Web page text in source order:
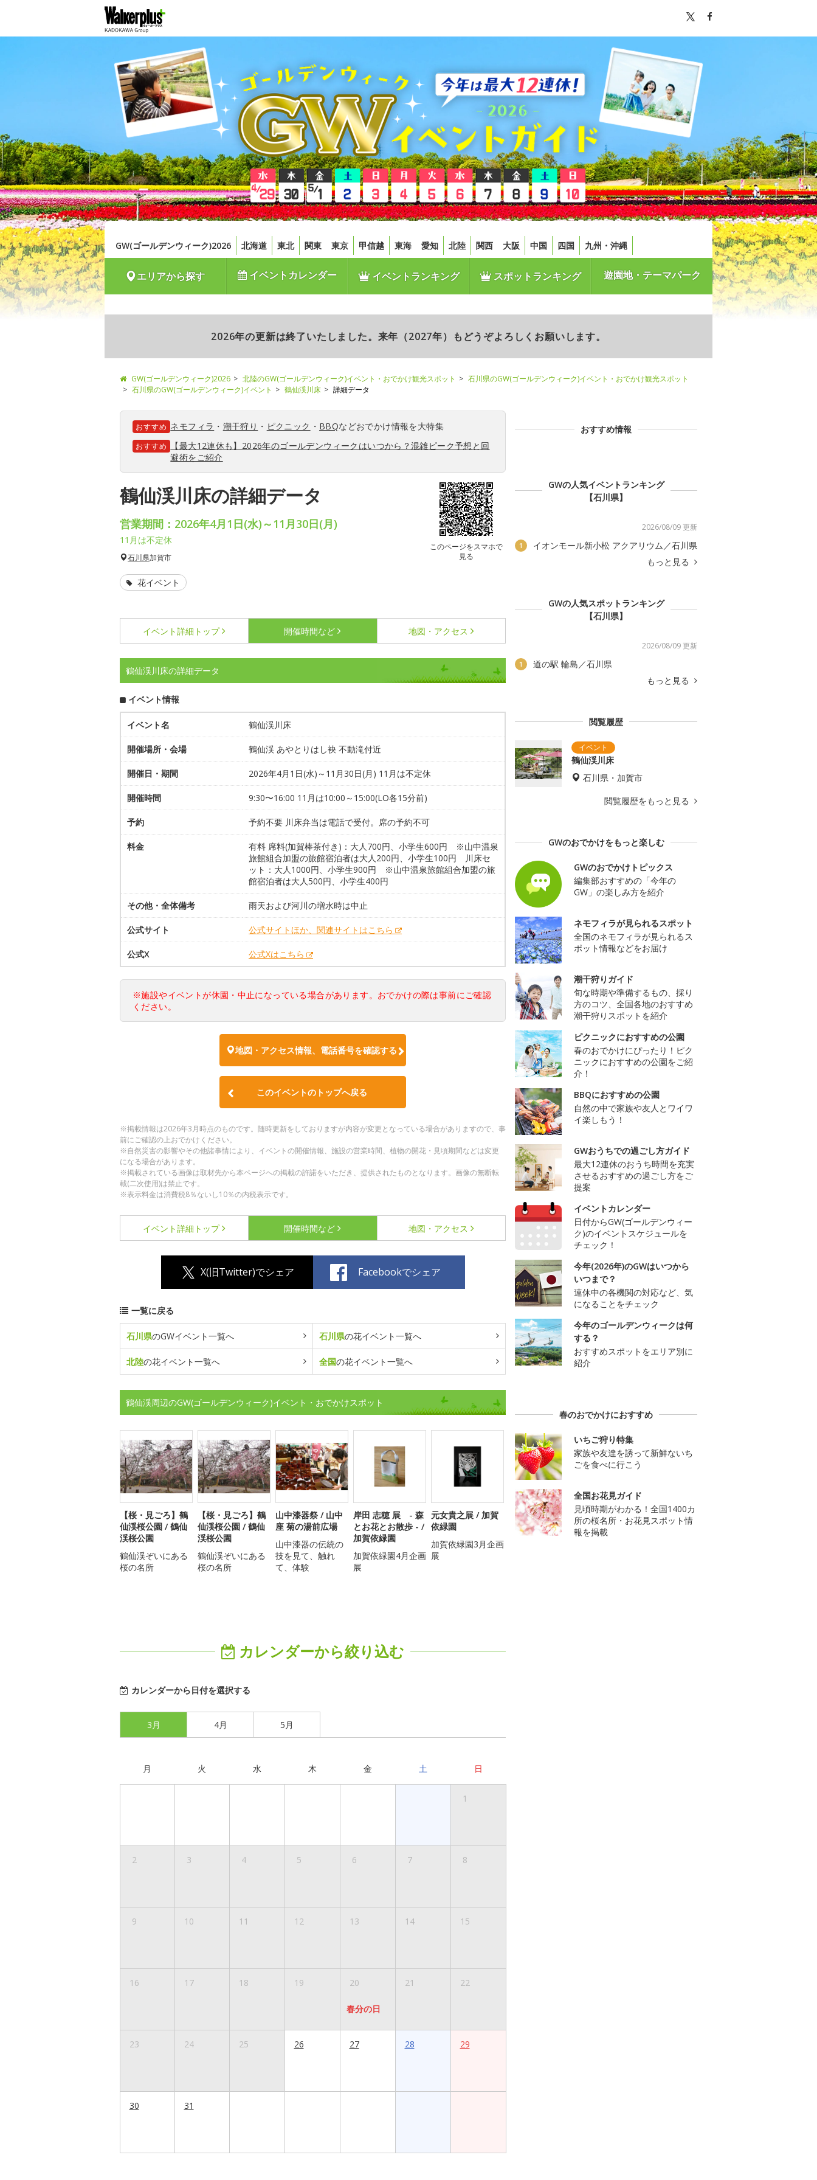
GW(ゴールデンウィーク)2026 北海道 東北 関東 東京 甲信越 東海 愛知 北陸 関西 大阪 中国 四国 九州・沖縄
エリアから探す イベントカレンダー イベントランキング スポットランキング 遊園地・テーマパーク
2026年の更新は終了いたしました。来年（2027年）もどうぞよろしくお願いします。
GW(ゴールデンウィーク)2026 北陸のGW(ゴールデンウィーク)イベント・おでかけ観光スポット
石川県のGW(ゴールデンウィーク)イベント・おでかけ観光スポット
石川県のGW(ゴールデンウィーク)イベント
鶴仙渓川床 詳細データ
おすすめ ネモフィラ ・ 潮干狩り ・ ピクニック ・ BBQなどおでかけ情報を大特集
おすすめ
【最大12連休も】2026年のゴールデンウィークはいつから？混雑ピーク予想と回
避術をご紹介
鶴仙渓川床の詳細データ
このページをスマホで
見る
営業期間：2026年4月1日(水)～11月30日(月)
11月は不定休
石川県加賀市
花イベント
イベント詳細 トップ 開催時間など 地図・アクセス
鶴仙渓川床の詳細データ
イベント情報
イベント名 鶴仙渓川床
開催場所・会場 鶴仙渓 あやとりはし袂 不動滝付近
開催日・期間 2026年4月1日(水)～11月30日(月) 11月は不定休
開催時間 9:30〜16:00 11月は10:00～15:00(LO各15分前)
予約 予約不要 川床弁当は電話で受付。席の予約不可
料金
有料 席料(加賀棒茶付き)：大人700円、小学生600円 ※山中温泉
旅館組合加盟の旅館宿泊者は大人200円、小学生100円 川床セ
ット：大人1000円、小学生900円 ※山中温泉旅館組合加盟の旅
館宿泊者は大人500円、小学生400円
その他・全体備考 雨天および河川の増水時は中止
公式サイト 公式サイトほか、関連サイトはこちら
公式X 公式Xはこちら
※施設やイベントが休園・中止になっている場合があります。おでかけの際は事前にご確認
ください。
地図・アクセス情報、電話番号を確認する
このイベントのトップへ戻る
※掲載情報は2026年3月時点のものです。随時更新をしておりますが内容が変更となっている場合がありますので、事
前にご確認の上おでかけください。
※自然災害の影響やその他諸事情により、イベントの開催情報、施設の営業時間、植物の開花・見頃期間などは変更
になる場合があります。
※掲載されている画像は取材先から本ページへの掲載の許諾をいただき、提供されたものとなります。画像の無断転
載(二次使用)は禁止です。
※表示料金は消費税8％ないし10％の内税表示です。
イベント詳細 トップ 開催時間など 地図・アクセス
X(旧Twitter)でシェア Facebookでシェア
一覧に戻る
石川県のGWイベント一覧へ 石川県の花イベント一覧へ
北陸の花イベント一覧へ 全国の花イベント一覧へ
鶴仙渓周辺のGW(ゴールデンウィーク)イベント・おでかけスポット
【桜・見ごろ】鶴
仙渓桜公園 / 鶴仙
渓桜公園
鶴仙渓ぞいにある
桜の名所
【桜・見ごろ】鶴
仙渓桜公園 / 鶴仙
渓桜公園
鶴仙渓ぞいにある
桜の名所
山中漆器祭 / 山中
座 菊の湯前広場
山中漆器の伝統の
技を見て、触れ
て、体験
岸田 志穂 展 - 森
とお花とお散歩 - /
加賀依緑園
加賀依緑園4月企画
展
元女貴之展 / 加賀
依緑園
加賀依緑園3月企画
展
カレンダーから絞り込む
カレンダーから日付を選択する
3月 4月 5月
月 火 水 木 金 土 日
1
2 3 4 5 6 7 8
9 10 11 12 13 14 15
16 17 18 19 20
春分の日
21 22
23 24 25 26 27 28 29
30 31
おすすめ情報
GWの人気イベントランキング
【石川県】
2026/08/09 更新
1
イオンモール新小松 アクアリウム／石川県
もっと見る
GWの人気スポットランキング
【石川県】
2026/08/09 更新
1
道の駅 輪島／石川県
もっと見る
閲覧履歴
鶴仙渓川床
石川県・加賀市
閲覧履歴をもっと見る
GWのおでかけをもっと楽しむ
GWのおでかけトピックス
編集部おすすめの「今年の
GW」の楽しみ方を紹介
ネモフィラが見られるスポット
全国のネモフィラが見られるス
ポット情報などをお届け
潮干狩りガイド
旬な時期や準備するもの、採り
方のコツ、全国各地のおすすめ
潮干狩りスポットを紹介
ピクニックにおすすめの公園
春のおでかけにぴったり！ピク
ニックにおすすめの公園をご紹
介！
BBQにおすすめの公園
自然の中で家族や友人とワイワ
イ楽しもう！
GWおうちでの過ごし方ガイド
最大12連休のおうち時間を充実
させるおすすめの過ごし方をご
提案
イベントカレンダー
日付からGW(ゴールデンウィー
ク)のイベントスケジュールを
チェック！
今年(2026年)のGWはいつから
いつまで？
連休中の各機関の対応など、気
になることをチェック
今年のゴールデンウィークは何
する？
おすすめスポットをエリア別に
紹介
春のおでかけにおすすめ
いちご狩り特集
家族や友達を誘って新鮮ないち
ごを食べに行こう
全国お花見ガイド
見頃時期がわかる！全国1400カ
所の桜名所・お花見スポット情
報を掲載